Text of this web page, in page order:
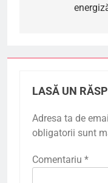
LASĂ UN
Adresa ta de
obligatorii sunt
Comentariu *